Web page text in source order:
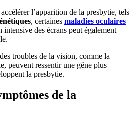
l’apparition de la presbytie, tels
, certaines maladies oculaires
intensive des écrans peut également
troubles de la vision, comme la
peuvent ressentir une gêne plus
la presbytie.
de la